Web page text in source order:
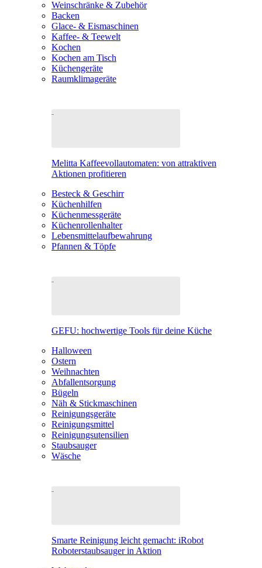
Weinschränke & Zubehör
Backen
Glace- & Eismaschinen
Kaffee- & Teewelt
Kochen
Kochen am Tisch
Küchengeräte
Raumklimageräte
Melitta Kaffeevollautomaten: von attraktiven
Aktionen profitieren
Besteck & Geschirr
Küchenhilfen
Küchenmessgeräte
Küchenrollenhalter
Lebensmittelaufbewahrung
Pfannen & Töpfe
GEFU: hochwertige Tools für deine Küche
Halloween
Ostern
Weihnachten
Abfallentsorgung
Bügeln
Näh & Stickmaschinen
Reinigungsgeräte
Reinigungsmittel
Reinigungsutensilien
Staubsauger
Wäsche
Smarte Reinigung leicht gemacht: iRobot
Roboterstaubsauger in Aktion